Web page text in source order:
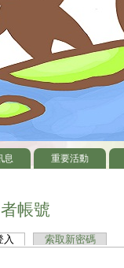
息 重要活動
帳號
引標籤
入 (作用中頁籤)索取新密碼